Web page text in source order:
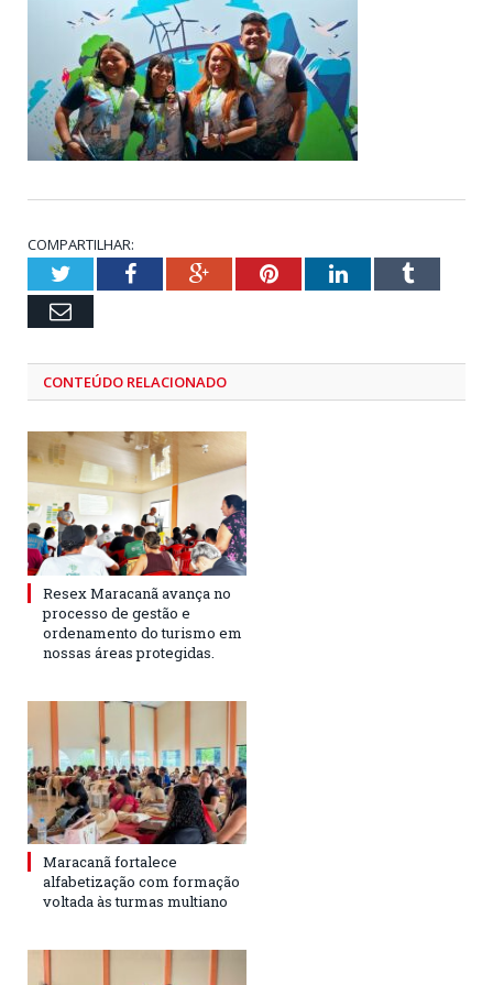
COMPARTILHAR:
TwitterFacebookGoogle+PinterestLinkedInTumblr
Email
CONTEÚDO RELACIONADO
Resex Maracanã avança no
processo de gestão e
ordenamento do turismo em
nossas áreas protegidas.
Maracanã fortalece
alfabetização com formação
voltada às turmas multiano